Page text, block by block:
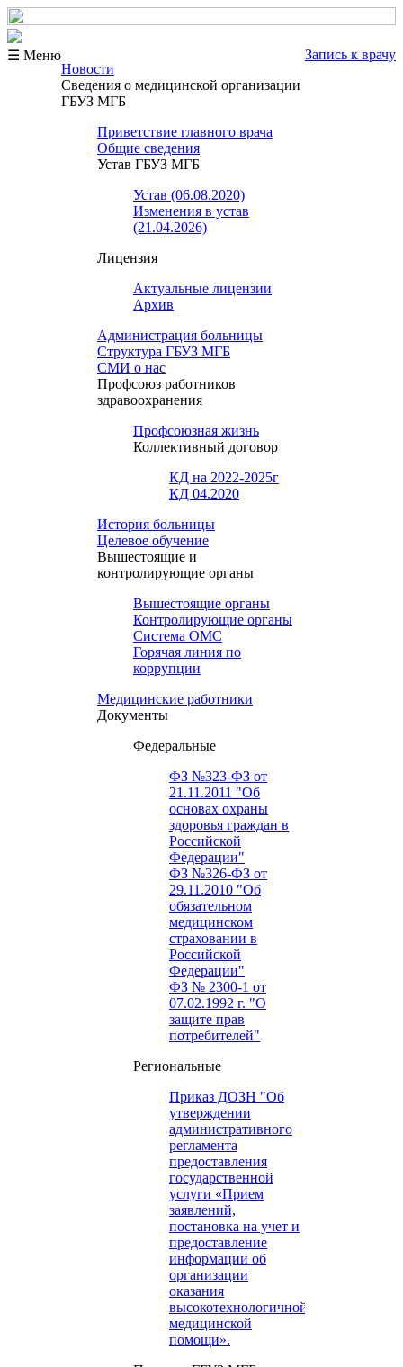
☰ Меню
Запись к врачу
Новости
Сведения о медицинской организации
ГБУЗ МГБ
Приветствие главного врача
Общие сведения
Устав ГБУЗ МГБ
Устав (06.08.2020)
Изменения в устав
(21.04.2026)
Лицензия
Актуальные лицензии
Архив
Администрация больницы
Структура ГБУЗ МГБ
СМИ о нас
Профсоюз работников
здравоохранения
Профсоюзная жизнь
Коллективный договор
КД на 2022-2025г
КД 04.2020
История больницы
Целевое обучение
Вышестоящие и
контролирующие органы
Вышестоящие органы
Контролирующие органы
Система ОМС
Горячая линия по
коррупции
Медицинские работники
Документы
Федеральные
ФЗ №323-ФЗ от
21.11.2011 "Об
основах охраны
здоровья граждан в
Российской
Федерации"
ФЗ №326-ФЗ от
29.11.2010 "Об
обязательном
медицинском
страховании в
Российской
Федерации"
ФЗ № 2300-1 от
07.02.1992 г. "О
защите прав
потребителей"
Региональные
Приказ ДОЗН "Об
утверждении
административного
регламента
предоставления
государственной
услуги «Прием
заявлений,
постановка на учет и
предоставление
информации об
организации
оказания
высокотехнологичной
медицинской
помощи».